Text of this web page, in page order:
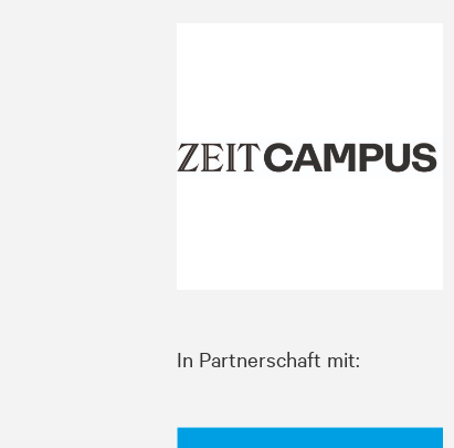
In Partnerschaft mit: